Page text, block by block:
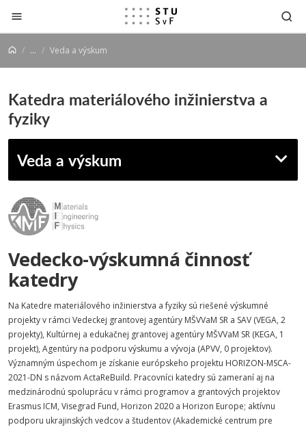
Prejsť na obsah
... Veda a výskum
Katedra materiálového inžinierstva a
fyziky
Veda a výskum
Vedecko-výskumná činnosť
katedry
Na Katedre materiálového inžinierstva a fyziky sú riešené výskumné
projekty v rámci Vedeckej grantovej agentúry MŠVVaM SR a SAV (VEGA, 2
projekty), Kultúrnej a edukačnej grantovej agentúry MŠVVaM SR (KEGA, 1
projekt), Agentúry na podporu výskumu a vývoja (APVV, 0 projektov).
Významným úspechom je získanie európskeho projektu HORIZON-MSCA-
2021-DN s názvom ActaReBuild. Pracovníci katedry sú zameraní aj na
medzinárodnú spoluprácu v rámci programov a grantových projektov
Erasmus ICM, Visegrad Fund, Horizon 2020 a Horizon Europe; aktívnu
podporu ukrajinských vedcov a študentov (Akademické centrum pre